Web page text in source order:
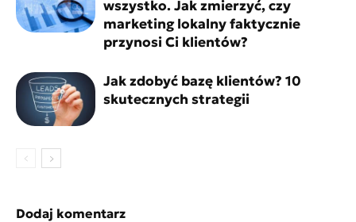
wszystko. Jak zmierzyć, czy
marketing lokalny faktycznie
przynosi Ci klientów?
Jak zdobyć bazę klientów? 10
skutecznych strategii
Dodaj komentarz